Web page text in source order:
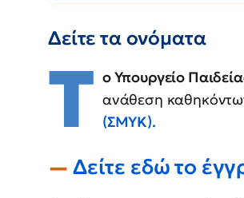
Δείτε τα ονόματα
Τ ο Υπουργείο
ανάθεση
(ΣΜΥΚ).
Δείτε εδώ το